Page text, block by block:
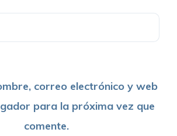
correo electrónico y web
para la próxima vez que
comente.